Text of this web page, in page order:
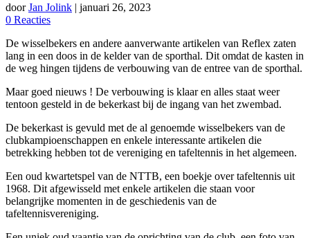
doorJan Jolink | januari 26, 2023
0 Reacties
De wisselbekers en andere aanverwante artikelen van Reflex zaten
lang in een doos in de kelder van de sporthal. Dit omdat de kasten in
de weg hingen tijdens de verbouwing van de entree van de sporthal.
Maar goed nieuws ! De verbouwing is klaar en alles staat weer
tentoon gesteld in de bekerkast bij de ingang van het zwembad.
De bekerkast is gevuld met de al genoemde wisselbekers van de
clubkampioenschappen en enkele interessante artikelen die
betrekking hebben tot de vereniging en tafeltennis in het algemeen.
Een oud kwartetspel van de NTTB, een boekje over tafeltennis uit
1968. Dit afgewisseld met enkele artikelen die staan voor
belangrijke momenten in de geschiedenis van de
tafeltennisvereniging.